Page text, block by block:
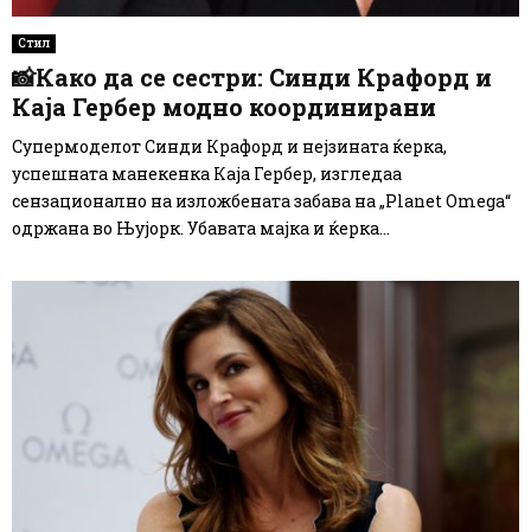
Стил
📸Како да се сестри: Синди Крафорд и
Каја Гербер модно координирани
Супермоделот Синди Крафорд и нејзината ќерка,
успешната манекенка Каја Гербер, изгледаа
сензационално на изложбената забава на „Planet Omega“
одржана во Њујорк. Убавата мајка и ќерка...